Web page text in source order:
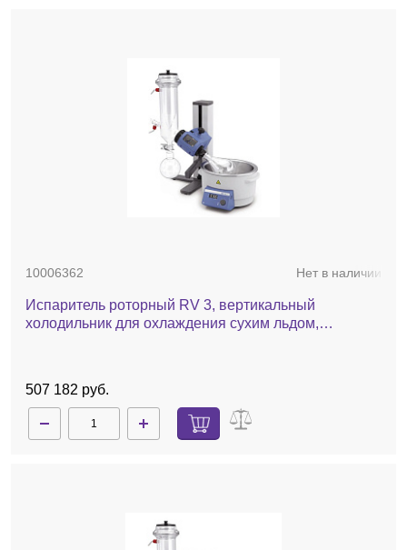
10006362 Нет в наличии
Испаритель роторный RV 3, вертикальный
холодильник для охлаждения сухим льдом,
507 182 руб.